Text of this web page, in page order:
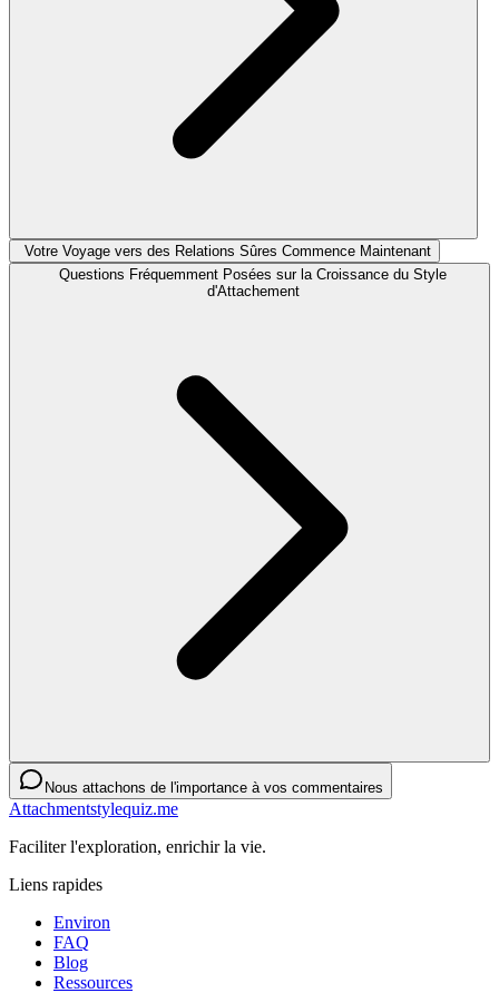
Votre Voyage vers des Relations Sûres Commence Maintenant
Questions Fréquemment Posées sur la Croissance du Style
d'Attachement
Nous attachons de l'importance à vos commentaires
Attachmentstylequiz.me
Faciliter l'exploration, enrichir la vie.
Liens rapides
Environ
FAQ
Blog
Ressources